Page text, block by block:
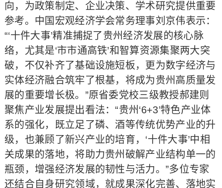
向，为政策制定、企业决策、学术研究提供重要
参考。中国宏观经济学会常务理事刘京伟表示：
“‘十件大事’精准捕捉了贵州经济发展的核心脉
络，尤其是‘市市通高铁’和智算资源集聚两大突
破，不仅补齐了基础设施短板，更为数字经济与
实体经济融合筑牢了根基，将成为贵州高质量发
展的重要增长极。”原省委党校三级教授郝建则
聚焦产业发展提出看法：“贵州‘6+3’特色产业体
系的强化，既立足了磷、酒等传统优势产业的升
级，也兼顾了新兴产业的培育，‘十件大事’中相
关成果的落地，将助力贵州破解产业结构单一的
瓶颈，增强经济发展的韧性与活力。”多位专家
还结合自身研究领域，就成果深化完善、落地实